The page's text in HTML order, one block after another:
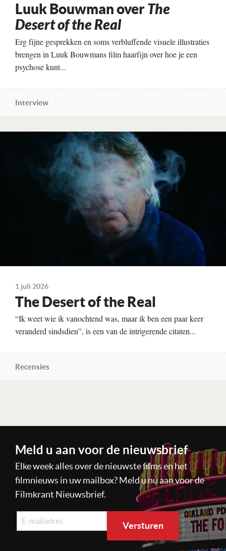
Luuk Bouwman overThe
Desert of the Real
Erg fijne gesprekken en soms verbluffende visuele illustraties
brengen in Luuk Bouwmans film haarfijn over hoe je een
psychose kunt...
Interview
Lees verder
1 juli 2026
The Desert of the Real
“Ik weet wie ik vanochtend was, maar ik ben een paar keer
veranderd sindsdien”, is een van de intrigerende citaten...
Recensies
Meld u aan voor de nieuwsbrief
Elke week alles over de nieuwste films en het
filmnieuws in uw mailbox? Meld u nu aan voor de
Filmkrant Nieuwsbrief.